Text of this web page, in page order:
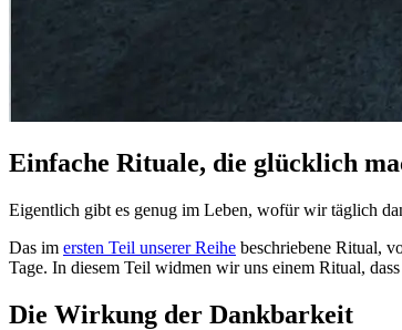
Einfache Rituale, die glücklich
Eigentlich gibt es genug im Leben, wofür wir täglich
Das im ersten Teil unserer Reihe beschriebene Ritual,
Tage. In diesem Teil widmen wir uns einem Ritual,
Die Wirkung der Dankbarkeit